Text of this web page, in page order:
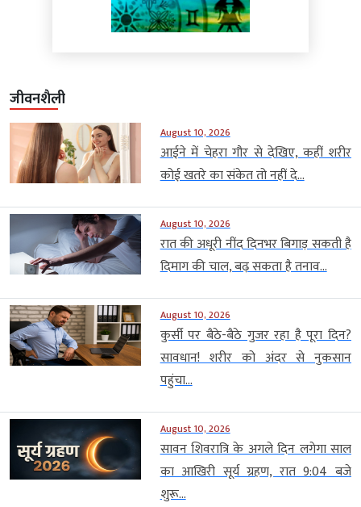
जीवनशैली
August 10, 2026
आईने में चेहरा गौर से देखिए, कहीं शरीर
कोई खतरे का संकेत तो नहीं दे...
August 10, 2026
रात की अधूरी नींद दिनभर बिगाड़ सकती है
दिमाग की चाल, बढ़ सकता है तनाव...
August 10, 2026
कुर्सी पर बैठे-बैठे गुजर रहा है पूरा दिन?
सावधान! शरीर को अंदर से नुकसान
पहुंचा...
August 10, 2026
सावन शिवरात्रि के अगले दिन लगेगा साल
का आखिरी सूर्य ग्रहण, रात 9:04 बजे
शुरू...